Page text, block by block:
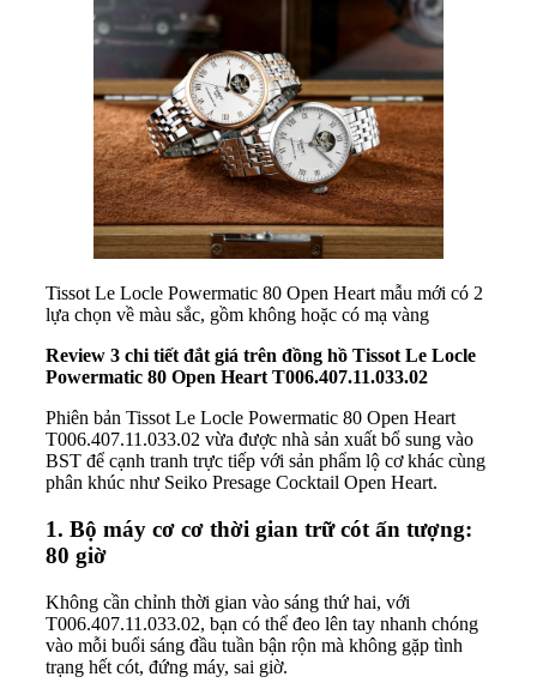
Tissot Le Locle Powermatic 80 Open Heart mẫu mới có 2
lựa chọn về màu sắc, gồm không hoặc có mạ vàng
Review 3 chi tiết đắt giá trên đồng hồ Tissot Le Locle
Powermatic 80 Open Heart T006.407.11.033.02
Phiên bản Tissot Le Locle Powermatic 80 Open Heart
T006.407.11.033.02 vừa được nhà sản xuất bổ sung vào
BST để cạnh tranh trực tiếp với sản phẩm lộ cơ khác cùng
phân khúc như Seiko Presage Cocktail Open Heart.
1. Bộ máy cơ cơ thời gian trữ cót ấn tượng:
80 giờ
Không cần chỉnh thời gian vào sáng thứ hai, với
T006.407.11.033.02, bạn có thể đeo lên tay nhanh chóng
vào mỗi buổi sáng đầu tuần bận rộn mà không gặp tình
trạng hết cót, đứng máy, sai giờ.